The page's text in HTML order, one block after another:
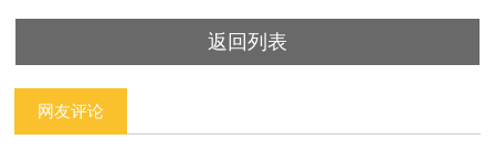
返回列表
网友评论